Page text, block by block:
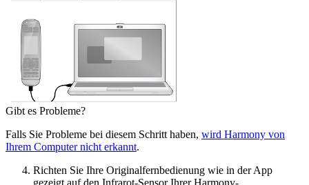
Gibt es Probleme?
Falls Sie Probleme bei diesem Schritt haben, wird Harmony von
Ihrem Computer nicht erkannt.
Richten Sie Ihre Originalfernbedienung wie in der App